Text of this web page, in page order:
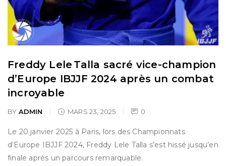
Freddy Lele Talla sacré vice-champion
d’Europe IBJJF 2024 après un combat
incroyable
BY ADMIN MARS 23, 2025 0
Le 20 janvier 2025 à Paris, lors des Championnats
d’Europe IBJJF 2024, Freddy Lele Talla s’est hissé jusqu’en
finale après un parcours remarquable.